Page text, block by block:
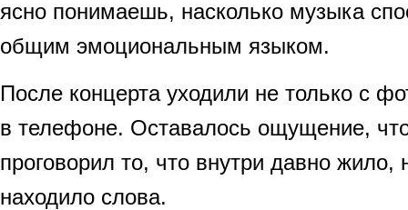
ясно понимаешь, насколько музыка
общим эмоциональным языком.
После концерта уходили не только с
в телефоне. Оставалось ощущение,
проговорил то, что внутри давно жило,
находило слова.